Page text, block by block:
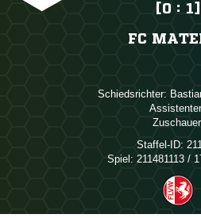
[0 : 1]
FC
Schiedsrichter:
Staffel-ID:
Spiel: 211481113 /